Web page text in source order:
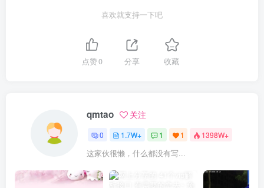
喜欢就支持一下吧
点赞0 分享 收藏
qmtao 关注
0 1.7W+ 1 1 1398W+
这家伙很懒，什么都没有写...